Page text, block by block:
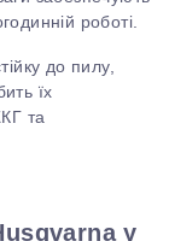
роботі.
до пилу,
їх
та
у